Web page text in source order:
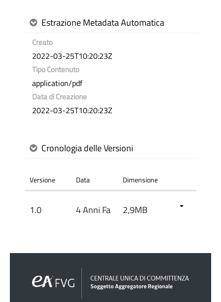
Estrazione Metadata Automatica
Creato
2022-03-25T10:20:23Z
Tipo Contenuto
application/pdf
Data di Creazione
2022-03-25T10:20:23Z
Cronologia delle Versioni
Versione Data Dimensione
1.0 4 Anni Fa 2,9MB